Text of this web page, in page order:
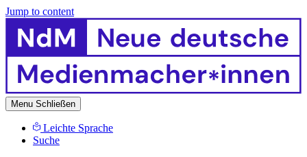
Jump to content
Menu Schließen
Leichte Sprache
Suche